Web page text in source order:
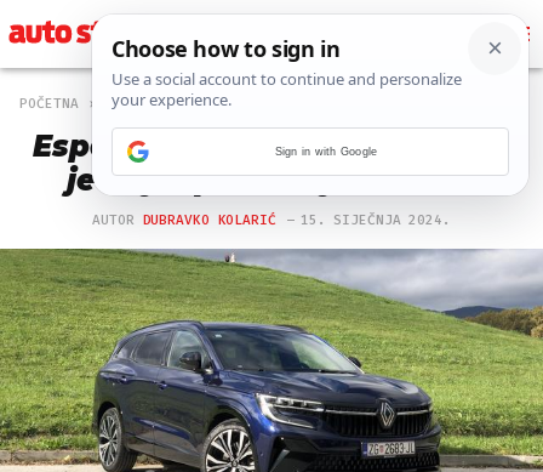
POČETNA AUTO
Espace: Nije više što je bio, ali
je najimpresivniji Renault
AUTOR DUBRAVKO KOLARIĆ 15. SIJEČNJA 2024.
Sign in with Google